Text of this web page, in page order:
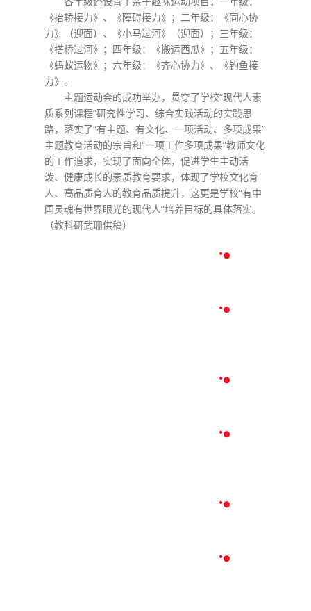
《抬轿接力》、《障碍接力》；二年级：《同心协
力》（迎面）、《小马过河》（迎面）；三年级：
《搭桥过河》；四年级：《搬运西瓜》；五年级：
《蚂蚁运物》；六年级：《齐心协力》、《钓鱼接
力》。
主题运动会的成功举办，贯穿了学校“现代人素
质系列课程”研究性学习、综合实践活动的实践思
路，落实了“有主题、有文化、一项活动、多项成果”
主题教育活动的宗旨和“一项工作多项成果”教师文化
的工作追求，实现了面向全体，促进学生主动活
泼、健康成长的素质教育要求，体现了学校文化育
人、高品质育人的教育品质提升，这更是学校“有中
国灵魂有世界眼光的现代人”培养目标的具体落实。
（教科研武珊供稿）